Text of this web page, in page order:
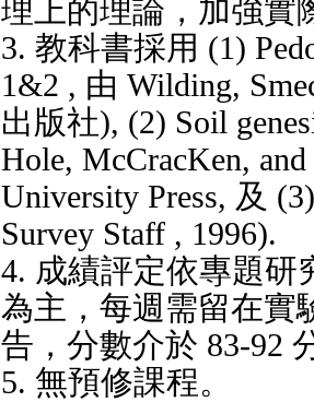
理上的理論，加強實
3. 教科書採用 (1)
1&2 , 由 Wilding,
出版社), (2) Soil
Hole, McCracKen,
University Press, 及
Survey Staff , 1996).
4. 成績評定依專題研
為主，每週需留在實
告，分數介於 83-92
5. 無預修課程。